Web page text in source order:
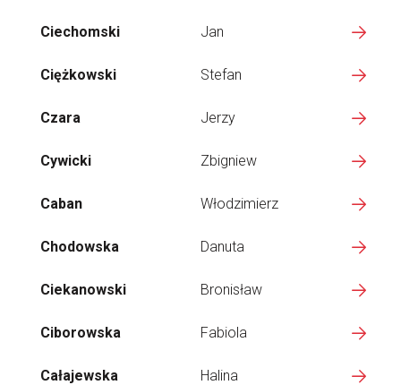
Ciechomski Jan
Ciężkowski Stefan
Czara Jerzy
Cywicki Zbigniew
Caban Włodzimierz
Chodowska Danuta
Ciekanowski Bronisław
Ciborowska Fabiola
Całajewska Halina